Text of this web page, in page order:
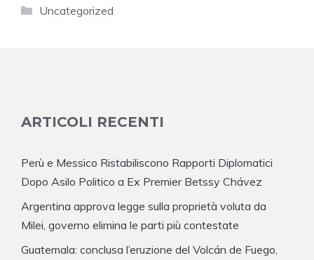
Categorie
Uncategorized
ARTICOLI RECENTI
Perù e Messico Ristabiliscono Rapporti Diplomatici
Dopo Asilo Politico a Ex Premier Betssy Chávez
Argentina approva legge sulla proprietà voluta da
Milei, governo elimina le parti più contestate
Guatemala: conclusa l’eruzione del Volcán de Fuego,